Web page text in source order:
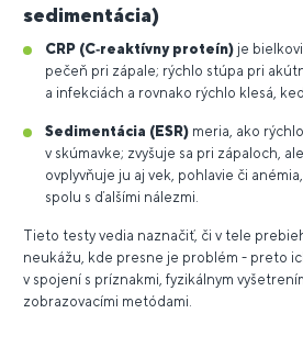
sedimentácia)
CRP (C‑reaktívny proteín) je
pečeň pri zápale; rýchlo stúpa pri
a infekciách a rovnako rýchlo klesá,
Sedimentácia (ESR) meria, ako
v skúmavke; zvyšuje sa pri zápaloch,
ovplyvňuje ju aj vek, pohlavie či
spolu s ďalšími nálezmi.
Tieto testy vedia naznačiť, či v tele
neukážu, kde presne je problém - preto
v spojení s príznakmi, fyzikálnym
zobrazovacími metódami.